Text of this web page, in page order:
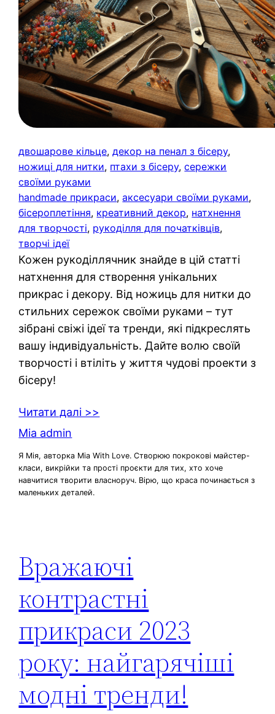
двошарове кільце, декор на пенал з бісеру
ножиці для нитки, птахи з бісеру, сережки
своїми руками
handmade прикраси, аксесуари своїми руками
бісероплетіння, креативний декор, натхнення
для творчості, рукоділля для початківців
творчі ідеї
Кожен рукоділлячник знайде в цій статті
натхнення для створення унікальних
прикрас і декору. Від ножиць для нитки до
стильних сережок своїми руками – тут
зібрані свіжі ідеї та тренди, які підкреслять
вашу індивідуальність. Дайте волю своїй
творчості і втіліть у життя чудові проекти з
бісеру!
Читати далі >>
Mia admin
Я Мія, авторка Mia With Love. Створюю покрокові майстер-
класи, викрійки та прості проєкти для тих, хто хоче
навчитися творити власноруч. Вірю, що краса починається з
маленьких деталей.
Вражаючі
контрастні
прикраси 2023
року: найгарячіші
модні тренди!